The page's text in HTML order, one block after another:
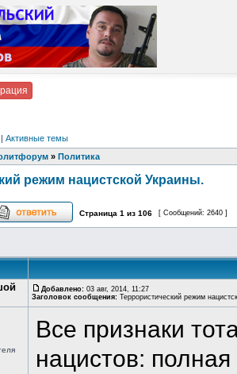
| Активные темы
» Политика
режим нацистской Украины.
Страница 1 из 106 [ Сообщений: 2640 ]
Добавлено: 03 авг, 2014, 11:27
Заголовок сообщения: Террористический режим
Все признаки
нацистов: